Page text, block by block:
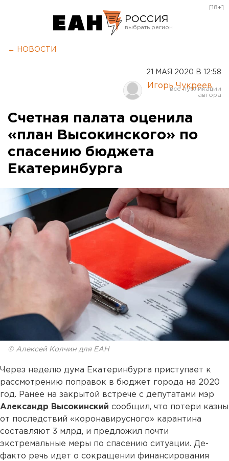
РОССИЯ
Курган
Оренбург
[18+]
← НОВОСТИ
21 МАЯ 2020 В 12:58
Игорь Чукреев
Счетная палата оценила
«план Высокинского» по
спасению бюджета
Екатеринбурга
© Алексей Колчин для ЕАН
Через неделю дума Екатеринбурга приступает к
рассмотрению поправок в бюджет города на 2020
год. Ранее на закрытой встрече с депутатами мэр
Александр Высокинский сообщил, что потери казны
от последствий «коронавирусного» карантина
составляют 3 млрд, и предложил почти
экстремальные меры по спасению ситуации. Де-
факто речь идет о сокращении финансирования